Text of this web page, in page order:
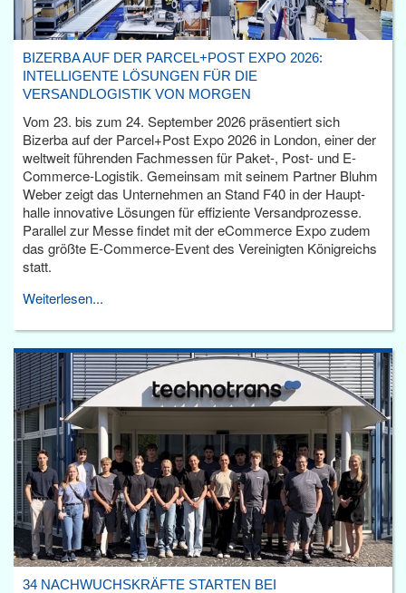
BIZERBA AUF DER PARCEL+POST EXPO 2026:
INTELLIGENTE LÖSUNGEN FÜR DIE
VERSANDLOGISTIK VON MORGEN
Vom 23. bis zum 24. September 2026 präsentiert sich
Bizerba auf der Parcel+Post Expo 2026 in London, einer der
weltweit führenden Fachmessen für Paket-, Post- und E-
Commerce-Logistik. Gemeinsam mit seinem Partner Bluhm
Weber zeigt das Unternehmen an Stand F40 in der Haupt­
halle innovative Lösungen für effiziente Versandprozesse.
Parallel zur Messe findet mit der eCommerce Expo zudem
das größte E-Commerce-Event des Vereinigten Königreichs
statt.
Weiterlesen...
34 NACHWUCHSKRÄFTE STARTEN BEI